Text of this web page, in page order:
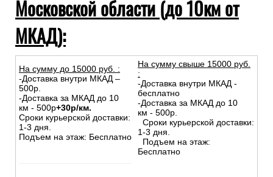
Московской области (до 10км от
МКАД):
На сумму до 15000 руб. :
-Доставка внутри МКАД –
500р.
-Доставка за МКАД до 10
км - 500р+30р/км.
Сроки курьерской доставки:
1-3 дня.
Подъем на этаж: Бесплатно
На сумму свыше 15000 руб.
:
-Доставка внутри МКАД -
бесплатно
-Доставка за МКАД до 10
км - 500р.
Сроки курьерской доставки:
1-3 дня.
Подъем на этаж:
Бесплатно